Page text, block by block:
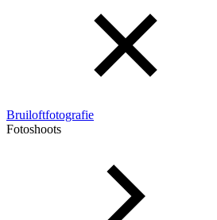
Bruiloftfotografie
Fotoshoots